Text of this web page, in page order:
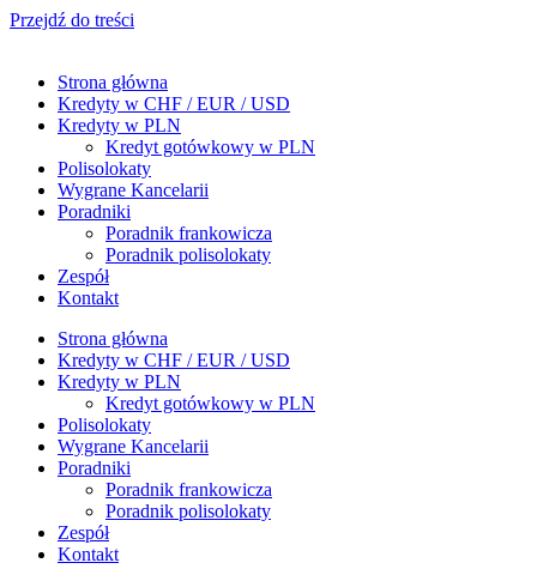
Przejdź do treści
Strona główna
Kredyty w CHF / EUR / USD
Kredyty w PLN
Kredyt gotówkowy w PLN
Polisolokaty
Wygrane Kancelarii
Poradniki
Poradnik frankowicza
Poradnik polisolokaty
Zespół
Kontakt
Strona główna
Kredyty w CHF / EUR / USD
Kredyty w PLN
Kredyt gotówkowy w PLN
Polisolokaty
Wygrane Kancelarii
Poradniki
Poradnik frankowicza
Poradnik polisolokaty
Zespół
Kontakt